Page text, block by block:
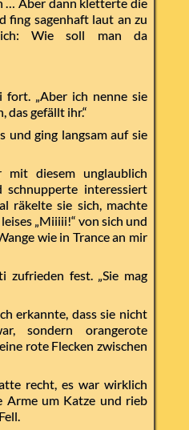
… Aber dann kletterte die
fing sagenhaft laut an zu
Wie soll man da
fort. „Aber ich nenne sie
das gefällt ihr.“
und ging langsam auf sie
mit diesem unglaublich
schnupperte interessiert
räkelte sie sich, machte
„Miiiii!“ von sich und
wie in Trance an mir
zufrieden fest. „Sie mag
erkannte, dass sie nicht
sondern orangerote
rote Flecken zwischen
recht, es war wirklich
Arme um Katze und rieb